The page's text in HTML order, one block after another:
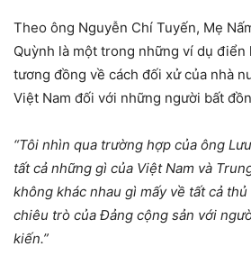
Theo ông Nguyễn Chí Tuyến, Mẹ
Quỳnh là một trong những ví dụ điển
tương đồng về cách đối xử của nhà
Việt Nam đối với những người bất
“Tôi nhìn qua trường hợp của ông
tất cả những gì của Việt Nam và
không khác nhau gì mấy về tất cả
chiêu trò của Đảng cộng sản với
kiến.”